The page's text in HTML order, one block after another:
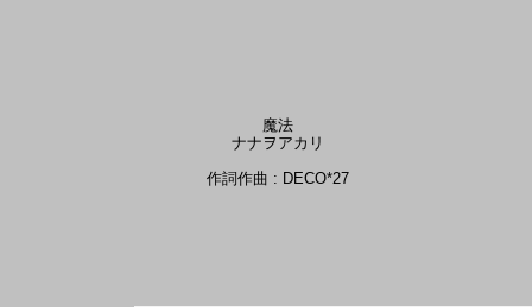
魔法
ナナヲアカリ
作詞作曲 : DECO*27